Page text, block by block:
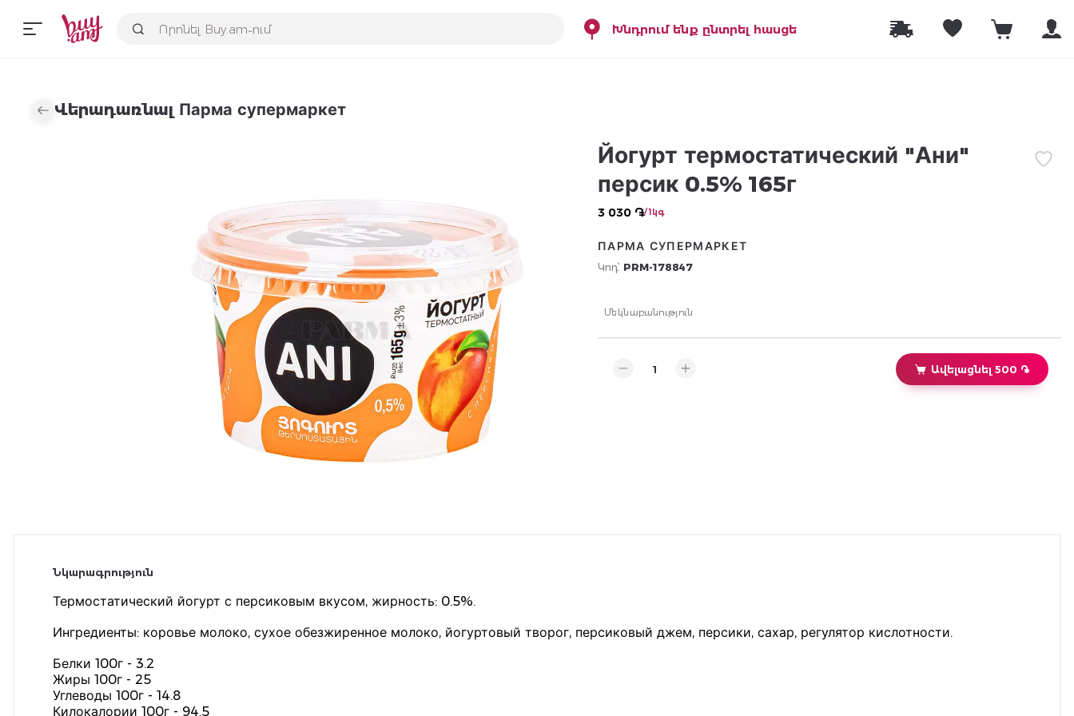
Խնդրում ենք ընտրել հասցե
Վերադառնալ Парма супермаркет
Йогурт термостатический "Ани"
персик 0.5% 165г
3 030 ֏/ 1կգ
ПАРМА СУПЕРМАРКЕТ
Կոդ՝ PRM-178847
Մեկնաբանություն
Ավելացնել 500 ֏
Նկարագրություն
Термостатический йогурт с персиковым вкусом, жирность: 0.5%.
Ингредиенты: коровье молоко, сухое обезжиренное молоко, йогуртовый творог, персиковый джем, персики, сахар, регулятор кислотности.
Белки 100г - 3.2
Жиры 100г - 25
Углеводы 100г - 14.8
Килокалории 100г - 94.5